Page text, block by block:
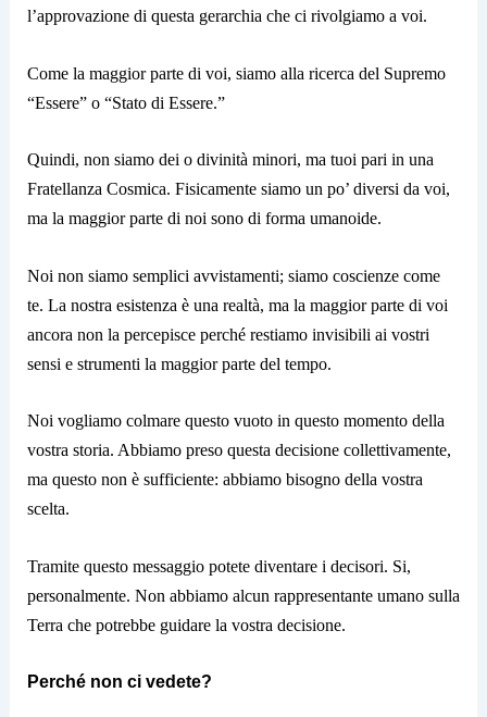
l’approvazione di questa gerarchia che ci rivolgiamo a voi.
Come la maggior parte di voi, siamo alla ricerca del Supremo
“Essere” o “Stato di Essere.”
Quindi, non siamo dei o divinità minori, ma tuoi pari in una
Fratellanza Cosmica. Fisicamente siamo un po’ diversi da voi,
ma la maggior parte di noi sono di forma umanoide.
Noi non siamo semplici avvistamenti; siamo coscienze come
te. La nostra esistenza è una realtà, ma la maggior parte di voi
ancora non la percepisce perché restiamo invisibili ai vostri
sensi e strumenti la maggior parte del tempo.
Noi vogliamo colmare questo vuoto in questo momento della
vostra storia. Abbiamo preso questa decisione collettivamente,
ma questo non è sufficiente: abbiamo bisogno della vostra
scelta.
Tramite questo messaggio potete diventare i decisori. Si,
personalmente. Non abbiamo alcun rappresentante umano sulla
Terra che potrebbe guidare la vostra decisione.
Perché non ci vedete?